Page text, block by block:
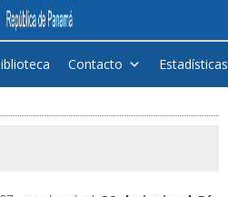
Contacto Estadísticas